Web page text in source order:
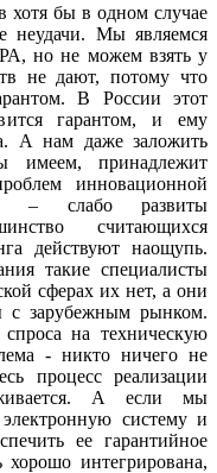
хотя бы в одном случае
неудачи. Мы являемся
но не можем взять у
не дают, потому что
В России этот
гарантом, и ему
А нам даже заложить
имеем, принадлежит
инновационной
– слабо развиты
считающихся
действуют наощупь.
такие специалисты
сферах их нет, а они
с зарубежным рынком.
на техническую
- никто ничего не
процесс реализации
А если мы
систему и
ее гарантийное
интегрирована,